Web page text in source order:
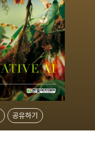
공유하기